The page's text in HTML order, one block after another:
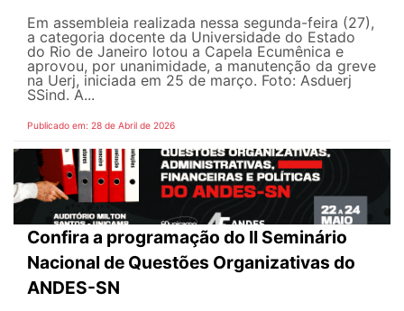
Em assembleia realizada nessa segunda-feira (27),
a categoria docente da Universidade do Estado
do Rio de Janeiro lotou a Capela Ecumênica e
aprovou, por unanimidade, a manutenção da greve
na Uerj, iniciada em 25 de março. Foto: Asduerj
SSind. A...
Publicado em: 28 de Abril de 2026
Confira a programação do II Seminário
Nacional de Questões Organizativas do
ANDES-SN